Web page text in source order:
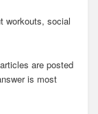
workouts, social
are posted
is most